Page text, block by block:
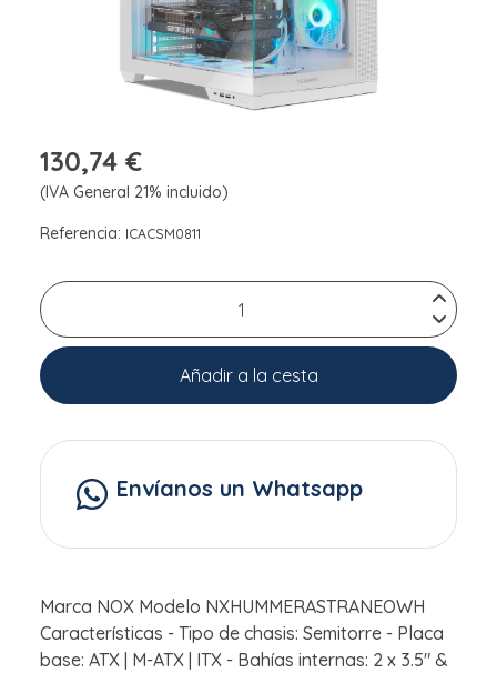
130,74 €
(IVA General 21% incluido)
Referencia: ICACSM0811
Añadir a la cesta
Envíanos un Whatsapp
Marca NOX Modelo NXHUMMERASTRANEOWH
Características - Tipo de chasis: Semitorre - Placa
base: ATX | M-ATX | ITX - Bahías internas: 2 x 3.5" &